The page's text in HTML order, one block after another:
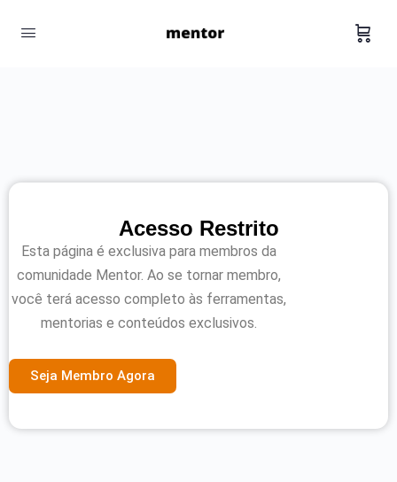
Acesso Restrito
Esta página é exclusiva para membros da
comunidade Mentor. Ao se tornar membro,
você terá acesso completo às ferramentas,
mentorias e conteúdos exclusivos.
Seja Membro Agora